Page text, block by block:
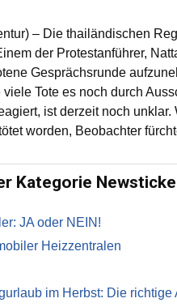
– Die thailändischen
der Protestanführer,
Gesprächsrunde
Tote es noch durch
ist derzeit noch
worden, Beobachter
Kategorie
JA oder NEIN!
Heizzentralen
im Herbst: Die